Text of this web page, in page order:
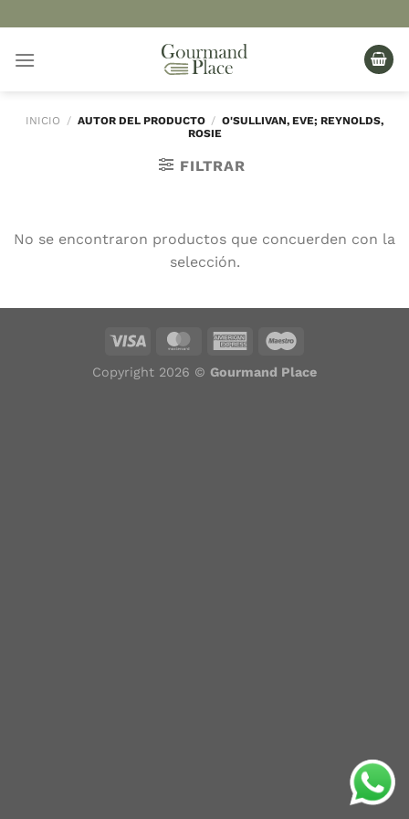
al
contenido
INICIO / AUTOR DEL PRODUCTO / O'SULLIVAN, EVE; REYNOLDS,
ROSIE
FILTRAR
No se encontraron productos que concuerden con la
selección.
Copyright 2026 © Gourmand Place